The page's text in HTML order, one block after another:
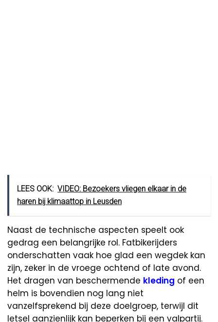
LEES OOK: VIDEO: Bezoekers vliegen elkaar in de
haren bij klimaattop in Leusden
Naast de technische aspecten speelt ook
gedrag een belangrijke rol. Fatbikerijders
onderschatten vaak hoe glad een wegdek kan
zijn, zeker in de vroege ochtend of late avond.
Het dragen van beschermende kleding of een
helm is bovendien nog lang niet
vanzelfsprekend bij deze doelgroep, terwijl dit
letsel aanzienlijk kan beperken bij een valpartij.